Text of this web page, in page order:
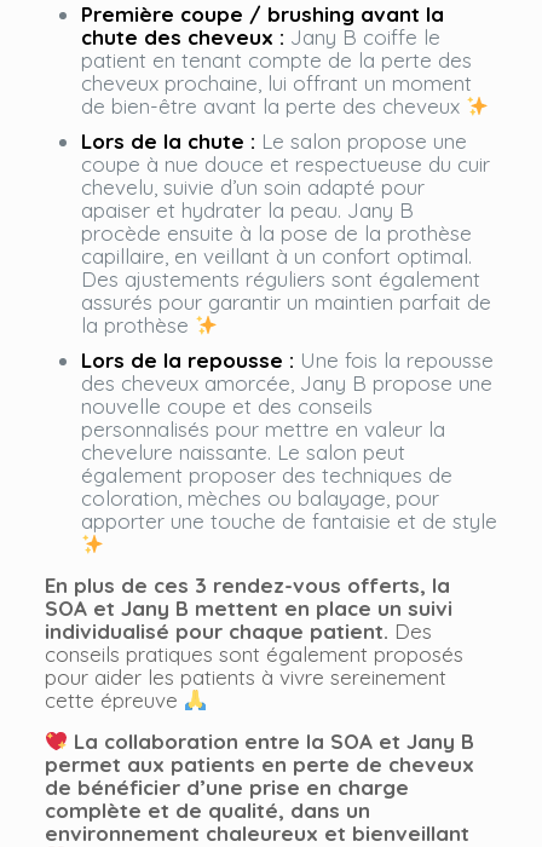
Première coupe / brushing avant la
chute des cheveux : Jany B coiffe le
patient en tenant compte de la perte des
cheveux prochaine, lui offrant un moment
de bien-être avant la perte des cheveux
Lors de la chute : Le salon propose une
coupe à nue douce et respectueuse du cuir
chevelu, suivie d’un soin adapté pour
apaiser et hydrater la peau. Jany B
procède ensuite à la pose de la prothèse
capillaire, en veillant à un confort optimal.
Des ajustements réguliers sont également
assurés pour garantir un maintien parfait de
la prothèse
Lors de la repousse : Une fois la repousse
des cheveux amorcée, Jany B propose une
nouvelle coupe et des conseils
personnalisés pour mettre en valeur la
chevelure naissante. Le salon peut
également proposer des techniques de
coloration, mèches ou balayage, pour
apporter une touche de fantaisie et de style
En plus de ces 3 rendez-vous offerts, la
SOA et Jany B mettent en place un suivi
individualisé pour chaque patient. Des
conseils pratiques sont également proposés
pour aider les patients à vivre sereinement
cette épreuve
La collaboration entre la SOA et Jany B
permet aux patients en perte de cheveux
de bénéficier d’une prise en charge
complète et de qualité, dans un
environnement chaleureux et bienveillant